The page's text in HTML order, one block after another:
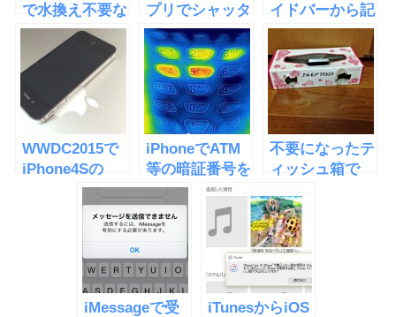
で水換え不要な
水槽
「EcoQube
C」
プリでシャッタ
ー音無しに撮影
する方法が判
明！
イドバーから記
事中に移したら
収益が倍になっ
た
WWDC2015で
iPhone4Sの
iOS9サポート
iPhoneでATM
等の暗証番号を
簡単に盗み取る
方法
不要になったテ
ィッシュ箱で
カーを作ってみ
た
iMessageで受
iTunesからiOS